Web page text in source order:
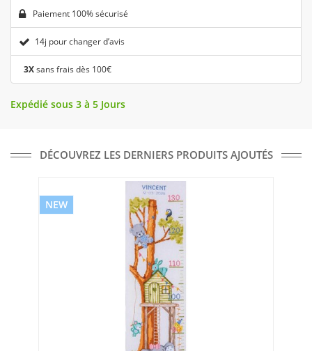
Paiement 100% sécurisé
14j pour changer d’avis
3Xsans frais dès 100€
Expédié sous 3 à 5 Jours
DÉCOUVREZ LES DERNIERS PRODUITS AJOUTÉS
NEW